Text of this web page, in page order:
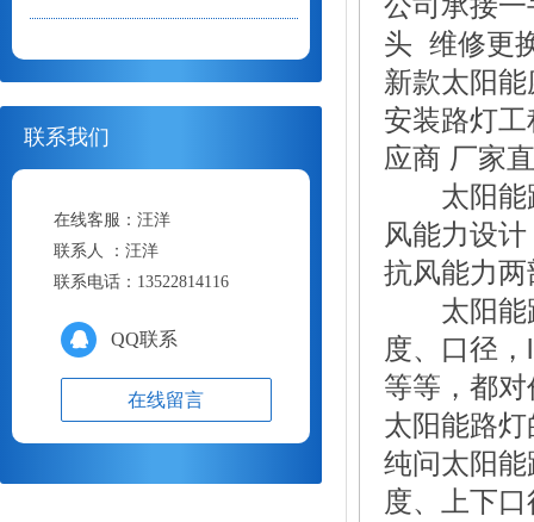
联系我们
在线客服：汪洋
联系人 ：汪洋
联系电话： 13522814116
QQ联系
在线留言
头 维修更
新款太阳
安装路灯
应商 厂家
太阳能路
风能力设
抗风能力
太阳能
度、口径，
等等，都
太阳能路
纯问太阳
度、上下